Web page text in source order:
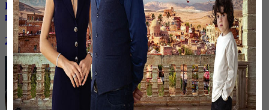
Кыргызстан отдаёт водохранилище: на какие уступки
пошли соседи?
24 ноября, 20:44